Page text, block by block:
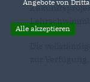
Angebote von
Alle akzeptieren